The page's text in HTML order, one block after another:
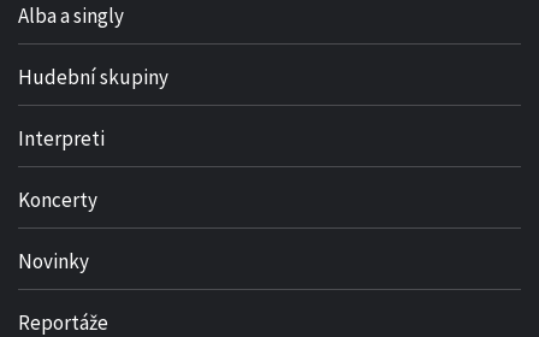
Alba a singly
Hudební skupiny
Interpreti
Koncerty
Novinky
Reportáže